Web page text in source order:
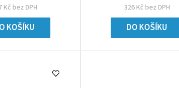
Kč bez DPH
KOŠÍKU
326 Kč bez DPH
DO KOŠÍKU